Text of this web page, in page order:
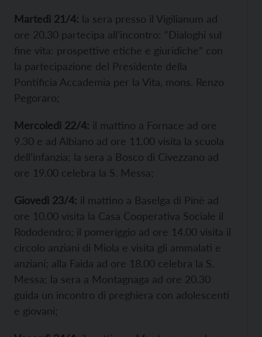
Martedì 21/4: la sera presso il Vigilianum ad
ore 20.30 partecipa all’incontro: “Dialoghi sul
fine vita: prospettive etiche e giuridiche” con
la partecipazione del Presidente della
Pontificia Accademia per la Vita, mons. Renzo
Pegoraro;
Mercoledì 22/4: il mattino a Fornace ad ore
9.30 e ad Albiano ad ore 11.00 visita la scuola
dell’infanzia; la sera a Bosco di Civezzano ad
ore 19.00 celebra la S. Messa;
Giovedì 23/4: il mattino a Baselga di Pinè ad
ore 10.00 visita la Casa Cooperativa Sociale il
Rododendro; il pomeriggio ad ore 14.00 visita il
circolo anziani di Miola e visita gli ammalati e
anziani; alla Faida ad ore 18.00 celebra la S.
Messa; la sera a Montagnaga ad ore 20.30
guida un incontro di preghiera con adolescenti
e giovani;